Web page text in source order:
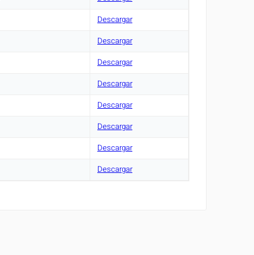
Descargar
Descargar
Descargar
Descargar
Descargar
Descargar
Descargar
Descargar